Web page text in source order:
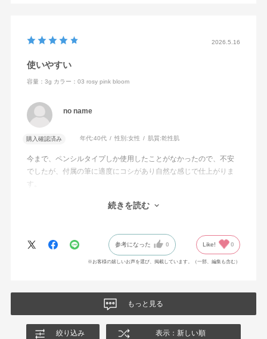
2026.5.16
使いやすい
容量：3g カラー：03 rosy pink bloom
no name
購入確認済み 年代:40代 性別:女性 肌質:乾性肌
今まで、ペンシルタイプしか使用したことがなかったので、不安
でしたが、付属の筆に適度にコシがあり自然な感じで仕上がりま
す。
続きを読む
参考になった 0 Like! 0
※お客様の嬉しいお声を選び、掲載しています。（一部、編集も含む）
もっと見る
絞り込み 表示：新しい順